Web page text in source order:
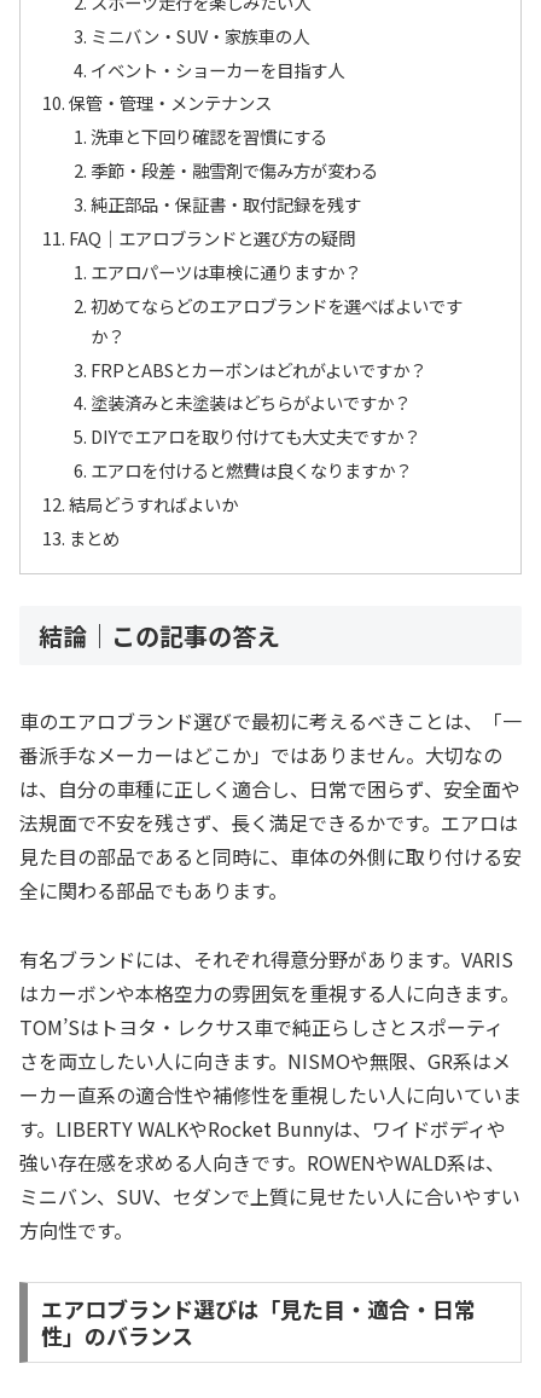
ミニバン・SUV・家族車の人
イベント・ショーカーを目指す人
保管・管理・メンテナンス
洗車と下回り確認を習慣にする
季節・段差・融雪剤で傷み方が変わる
純正部品・保証書・取付記録を残す
FAQ｜エアロブランドと選び方の疑問
エアロパーツは車検に通りますか？
初めてならどのエアロブランドを選べばよいです
か？
FRPとABSとカーボンはどれがよいですか？
塗装済みと未塗装はどちらがよいですか？
DIYでエアロを取り付けても大丈夫ですか？
エアロを付けると燃費は良くなりますか？
結局どうすればよいか
まとめ
結論｜この記事の答え
車のエアロブランド選びで最初に考えるべきことは、「一
番派手なメーカーはどこか」ではありません。大切なの
は、自分の車種に正しく適合し、日常で困らず、安全面や
法規面で不安を残さず、長く満足できるかです。エアロは
見た目の部品であると同時に、車体の外側に取り付ける安
全に関わる部品でもあります。
有名ブランドには、それぞれ得意分野があります。VARIS
はカーボンや本格空力の雰囲気を重視する人に向きます。
TOM’Sはトヨタ・レクサス車で純正らしさとスポーティ
さを両立したい人に向きます。NISMOや無限、GR系はメ
ーカー直系の適合性や補修性を重視したい人に向いていま
す。LIBERTY WALKやRocket Bunnyは、ワイドボディや
強い存在感を求める人向きです。ROWENやWALD系は、
ミニバン、SUV、セダンで上質に見せたい人に合いやすい
方向性です。
エアロブランド選びは「見た目・適合・日常
性」のバランス